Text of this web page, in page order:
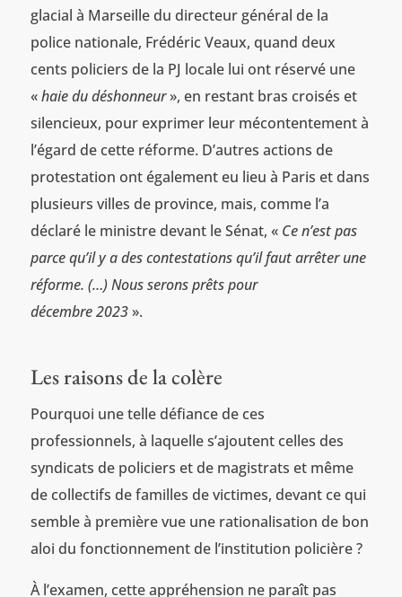
glacial à Marseille du directeur général de la
police nationale, Frédéric Veaux, quand deux
cents policiers de la PJ locale lui ont réservé une
«haie du déshonneur», en restant bras croisés et
silencieux, pour exprimer leur mécontentement à
l’égard de cette réforme. D’autres actions de
protestation ont également eu lieu à Paris et dans
plusieurs villes de province, mais, comme l’a
déclaré le ministre devant le Sénat, « Ce n’est pas
parce qu’il y a des contestations qu’il faut arrêter une
réforme. (…) Nous serons prêts pour
décembre 2023».
Les raisons de la colère
Pourquoi une telle défiance de ces
professionnels, à laquelle s’ajoutent celles des
syndicats de policiers et de magistrats et même
de collectifs de familles de victimes, devant ce qui
semble à première vue une rationalisation de bon
aloi du fonctionnement de l’institution policière ?
À l’examen, cette appréhension ne paraît pas